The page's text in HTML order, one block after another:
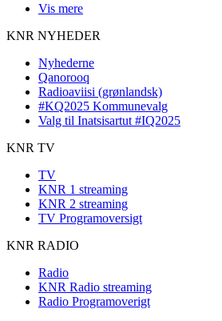
Vis mere
KNR NYHEDER
Nyhederne
Qanorooq
Radioaviisi (grønlandsk)
#KQ2025 Kommunevalg
Valg til Inatsisartut #IQ2025
KNR TV
TV
KNR 1 streaming
KNR 2 streaming
TV Programoversigt
KNR RADIO
Radio
KNR Radio streaming
Radio Programoverigt